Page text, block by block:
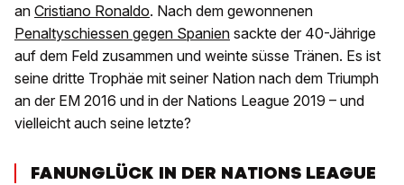
an Cristiano Ronaldo. Nach dem gewonnenen
Penaltyschiessen gegen Spanien sackte der 40-Jährige
auf dem Feld zusammen und weinte süsse Tränen. Es ist
seine dritte Trophäe mit seiner Nation nach dem Triumph
an der EM 2016 und in der Nations League 2019 – und
vielleicht auch seine letzte?
FANUNGLÜCK IN DER NATIONS LEAGUE